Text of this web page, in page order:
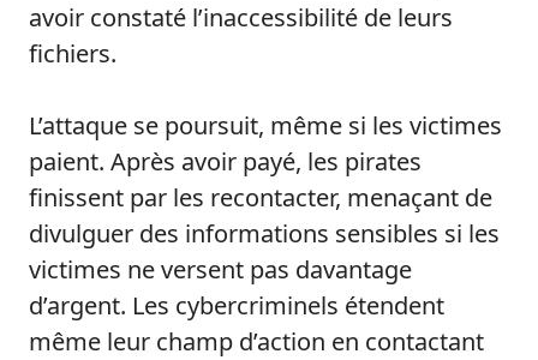
avoir constaté l’inaccessibilité de leurs
fichiers.
L’attaque se poursuit, même si les victimes
paient. Après avoir payé, les pirates
finissent par les recontacter, menaçant de
divulguer des informations sensibles si les
victimes ne versent pas davantage
d’argent. Les cybercriminels étendent
même leur champ d’action en contactant